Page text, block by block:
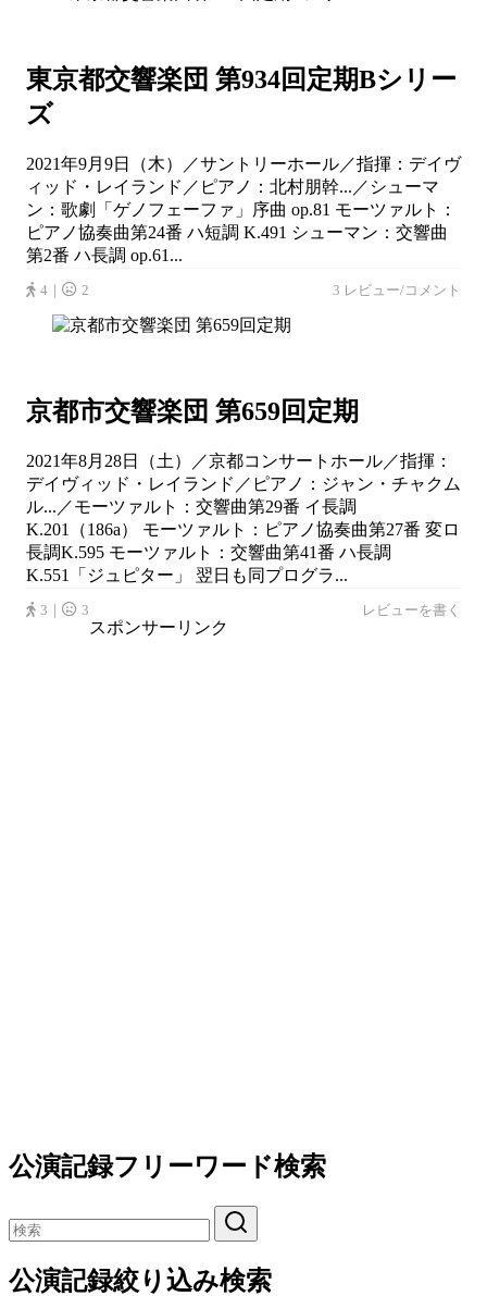
東京都交響楽団 第934回定期Bシリー
ズ
2021年9月9日（木）／サントリーホール／指揮：デイヴ
ィッド・レイランド／ピアノ：北村朋幹...／シューマ
ン：歌劇「ゲノフェーファ」序曲 op.81 モーツァルト：
ピアノ協奏曲第24番 ハ短調 K.491 シューマン：交響曲
第2番 ハ長調 op.61...
4｜ 2 3 レビュー/コメント
京都市交響楽団 第659回定期
2021年8月28日（土）／京都コンサートホール／指揮：
デイヴィッド・レイランド／ピアノ：ジャン・チャクム
ル...／モーツァルト：交響曲第29番 イ長調
K.201（186a） モーツァルト：ピアノ協奏曲第27番 変ロ
長調K.595 モーツァルト：交響曲第41番 ハ長調
K.551「ジュピター」 翌日も同プログラ...
3｜ 3 レビューを書く
スポンサーリンク
公演記録フリーワード検索
公演記録絞り込み検索